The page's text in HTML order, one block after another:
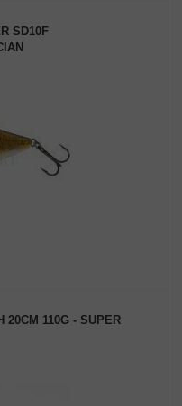
SD10F
20CM 110G - SUPER